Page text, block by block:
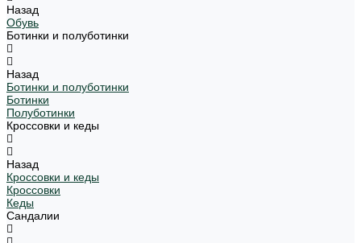
Назад
Обувь
Ботинки и полуботинки
Назад
Ботинки и полуботинки
Ботинки
Полуботинки
Кроссовки и кеды
Назад
Кроссовки и кеды
Кроссовки
Кеды
Сандалии